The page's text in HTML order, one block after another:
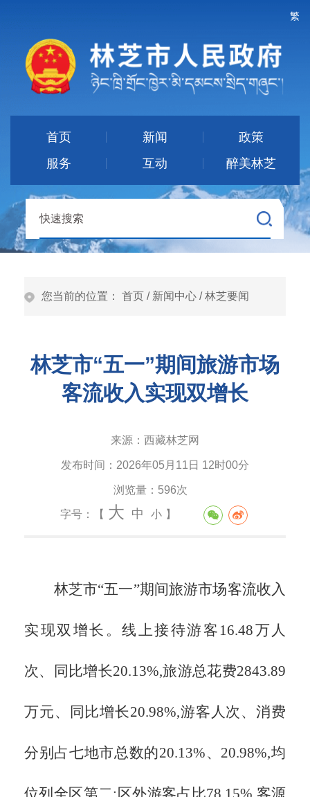
繁
首页 新闻
政策
服务
互动 醉美林芝
您当前的位置： 首页 / 新闻中心 /林芝要闻
林芝市“五一”期间旅游市场
客流收入实现双增长
来源： 西藏林芝网
发布时间： 2026年05月11日 12时00分
浏览量： 596次
字号：【 大 中 小 】
林芝市“五一”期间旅游市场客流收入
实现双增长。线上接待游客16.48万人
次、同比增长20.13%,旅游总花费2843.89
万元、同比增长20.98%,游客人次、消费
分别占七地市总数的20.13%、20.98%,均
位列全区第二;区外游客占比78.15%,客源